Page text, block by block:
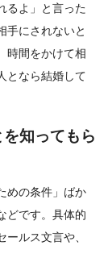
るよ」と言った
手にされないと
時間をかけて相
となら結婚して
知ってもら
めの条件」ばか
どです。具体的
ルス文言や、